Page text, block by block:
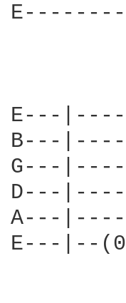
E---
B---
G---
D---
A---
E---|--